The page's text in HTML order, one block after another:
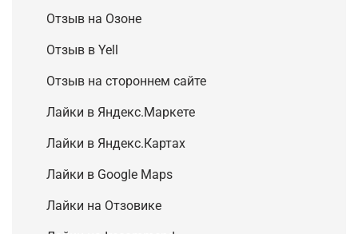
Отзыв на Озоне
Отзыв в Yell
Отзыв на стороннем сайте
Лайки в Яндекс.Маркете
Лайки в Яндекс.Картах
Лайки в Google Maps
Лайки на Отзовике